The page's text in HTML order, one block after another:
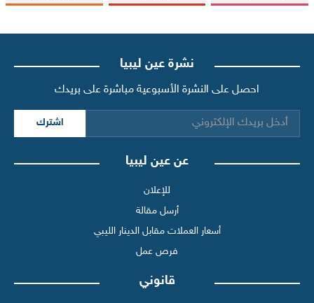
نشرة عين ليبيا
احصل على النشرة الأسبوعية مباشرة على بريدك
اشترك
عن عين ليبيا
للإعلان
أرسل مقالة
أسعار العملات مقابل الدينار الليبي
فرص عمل
قانوني